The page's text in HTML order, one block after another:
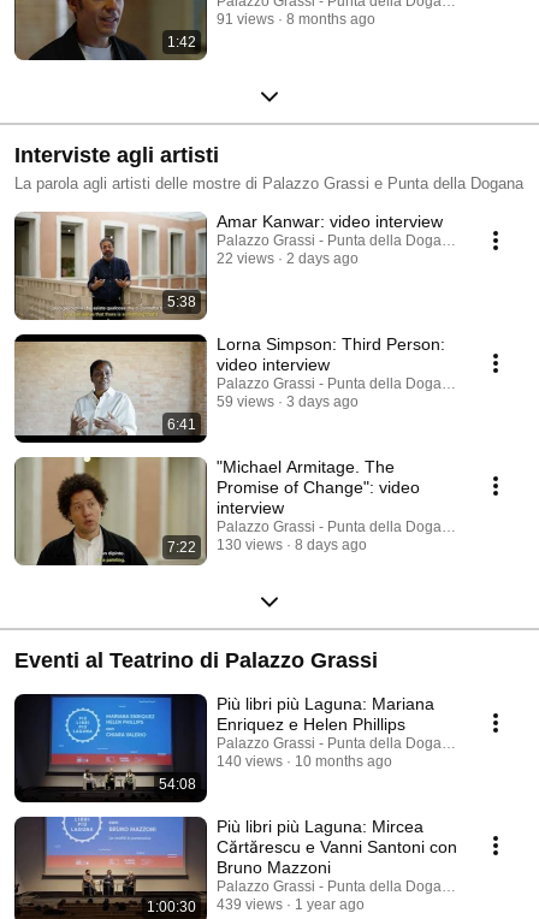
1:42
91 views
8 months ago
Interviste agli artisti
La parola agli artisti delle mostre di Palazzo Grassi e Punta della Dogana
5:38
Amar Kanwar: video interview
Palazzo Grassi - Punta della Dogana
22 views
2 days ago
6:41
Lorna Simpson: Third Person:
video interview
Palazzo Grassi - Punta della Dogana
59 views
3 days ago
7:22
"Michael Armitage. The
Promise of Change": video
interview
Palazzo Grassi - Punta della Dogana
130 views
8 days ago
Eventi al Teatrino di Palazzo Grassi
54:08
Più libri più Laguna: Mariana
Enriquez e Helen Phillips
Palazzo Grassi - Punta della Dogana
140 views
10 months ago
1:00:30
Più libri più Laguna: Mircea
Cărtărescu e Vanni Santoni con
Bruno Mazzoni
Palazzo Grassi - Punta della Dogana
439 views
1 year ago